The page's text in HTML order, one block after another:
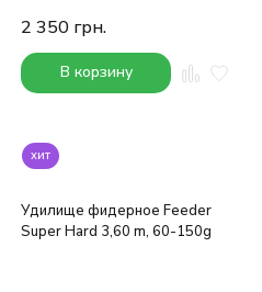
2 350 грн.
В корзину
хит
Удилище фидерное Feeder
Super Hard 3,60 m, 60-150g